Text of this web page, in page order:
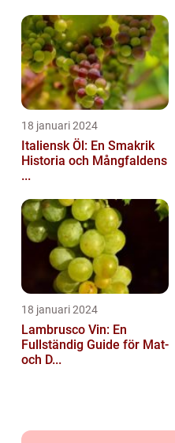
18 januari 2024
Italiensk Öl: En Smakrik
Historia och Mångfaldens
...
18 januari 2024
Lambrusco Vin: En
Fullständig Guide för Mat-
och D...